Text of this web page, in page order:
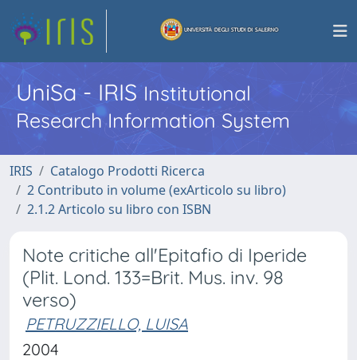
UniSa - IRISInstitutional
Research Information System
IRIS
Catalogo Prodotti Ricerca
2 Contributo in volume (exArticolo su libro)
2.1.2 Articolo su libro con ISBN
Note critiche all'Epitafio di Iperide
(Plit. Lond. 133=Brit. Mus. inv. 98
verso)
PETRUZZIELLO, LUISA
2004